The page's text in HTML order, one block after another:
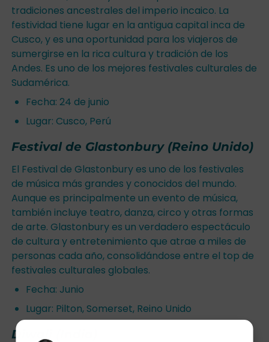
tradiciones ancestrales del imperio incaico. La
festividad tiene lugar en la antigua capital inca de
Cusco, y es una oportunidad para los viajeros de
sumergirse en la rica cultura y tradición de los
Andes. Es uno de los mejores festivales culturales de
Sudamérica.
Fecha: 24 de junio
Lugar: Cusco, Perú
Festival de Glastonbury (Reino Unido)
El Festival de Glastonbury es uno de los festivales
de música más grandes y conocidos del mundo.
Aunque es principalmente un evento de música,
también incluye teatro, danza, circo y otras formas
de arte. Glastonbury es un verdadero espectáculo
de cultura y entretenimiento que atrae a miles de
personas cada año, consolidándose entre el top de
festivales culturales globales.
Fecha: Junio
Lugar: Pilton, Somerset, Reino Unido
Diwali (India)